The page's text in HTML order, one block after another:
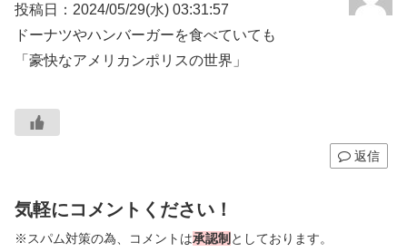
投稿日：2024/05/29(水) 03:31:57
ドーナツやハンバーガーを食べていても
「豪快なアメリカンポリスの世界」
返信
気軽にコメントください！
※スパム対策の為、コメントは承認制 としております。